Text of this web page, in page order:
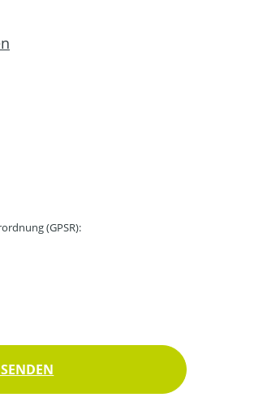
(GPSR):